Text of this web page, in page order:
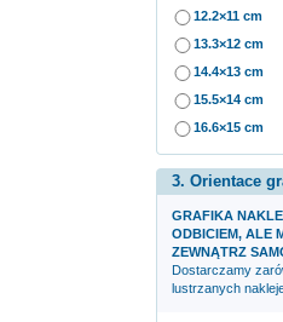
12.2×11 cm
13.3×12 cm
14.4×13 cm
15.5×14 cm
16.6×15 cm
3. Orientace
GRAFIKA
ODBICIEM, ALE
ZEWNĄTRZ
Dostarczamy
lustrzanych